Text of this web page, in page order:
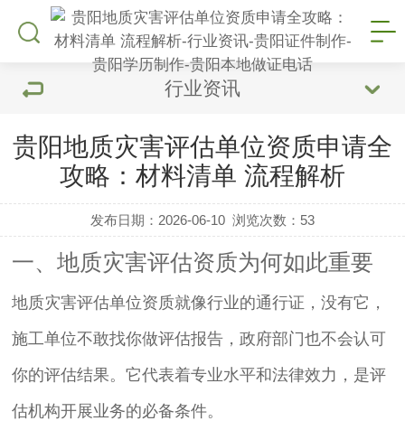
行业资讯
贵阳地质灾害评估单位资质申请全
攻略：材料清单 流程解析
发布日期：2026-06-10 浏览次数： 53
一、地质灾害评估资质为何如此重要
地质灾害评估单位资质就像行业的通行证，没有它，
施工单位不敢找你做评估报告，政府部门也不会认可
你的评估结果。它代表着专业水平和法律效力，是评
估机构开展业务的必备条件。